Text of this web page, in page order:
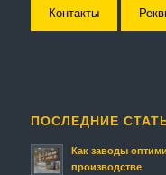
Контакты
ПОСЛЕДНИЕ
Как заводы
производстве